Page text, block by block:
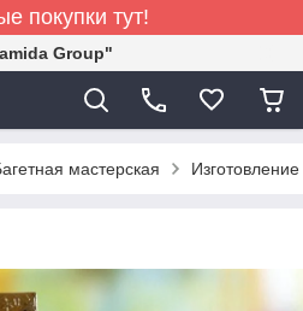
покупки тут!
Group"
мастерская